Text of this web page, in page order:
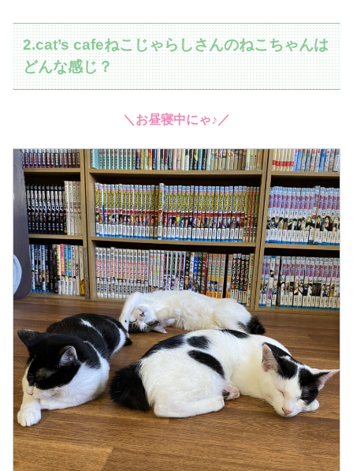
2.cat’s cafeねこじゃらしさんのねこちゃんは
どんな感じ？
＼お昼寝中にゃ♪／